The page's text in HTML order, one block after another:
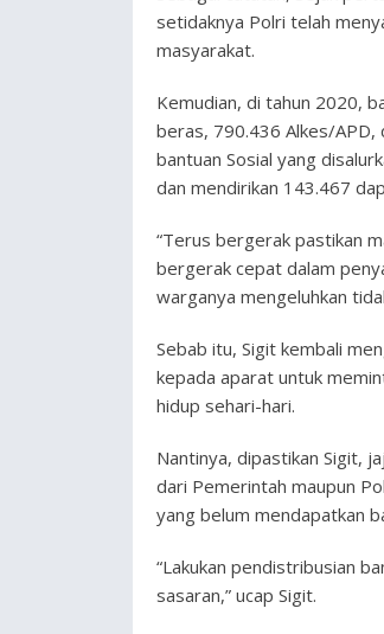
setidaknya Polri telah
masyarakat.
Kemudian, di tahun 2020,
beras, 790.436 Alkes/APD,
bantuan Sosial yang
dan mendirikan 143.467
“Terus bergerak pastikan
bergerak cepat dalam
warganya mengeluhkan
Sebab itu, Sigit kembali
kepada aparat untuk
hidup sehari-hari.
Nantinya, dipastikan Sigit,
dari Pemerintah maupun
yang belum mendapatkan
“Lakukan pendistribusian
sasaran,” ucap Sigit.